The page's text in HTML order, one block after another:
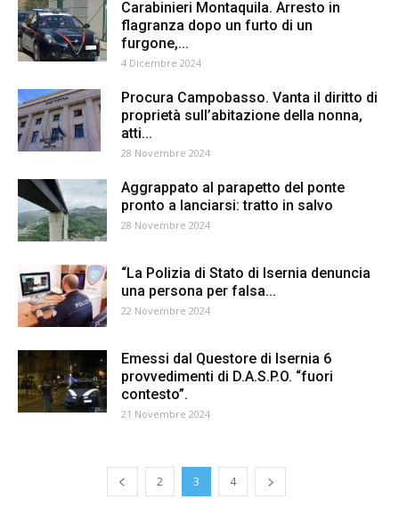
Carabinieri Montaquila. Arresto in
flagranza dopo un furto di un
furgone,...
4 Dicembre 2024
Procura Campobasso. Vanta il diritto di
proprietà sull’abitazione della nonna,
atti...
28 Novembre 2024
Aggrappato al parapetto del ponte
pronto a lanciarsi: tratto in salvo
28 Novembre 2024
“La Polizia di Stato di Isernia denuncia
una persona per falsa...
22 Novembre 2024
Emessi dal Questore di Isernia 6
provvedimenti di D.A.S.P.O. “fuori
contesto”.
21 Novembre 2024
2 3 4